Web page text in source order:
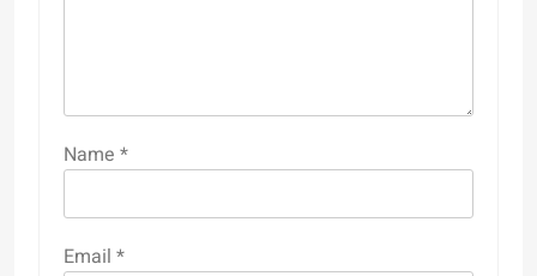
Name *
Email *